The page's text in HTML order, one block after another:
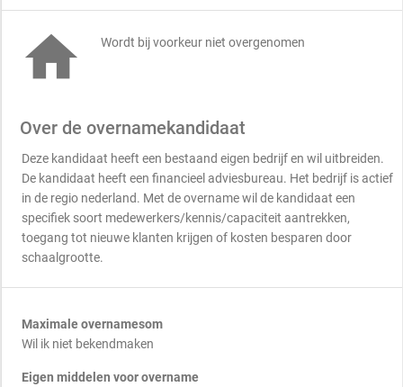
 Wordt bij voorkeur niet overgenomen
Over de overnamekandidaat
Deze kandidaat heeft een bestaand eigen bedrijf en wil uitbreiden.
De kandidaat heeft een financieel adviesbureau. Het bedrijf is actief
in de regio nederland. Met de overname wil de kandidaat een
specifiek soort medewerkers/kennis/capaciteit aantrekken,
toegang tot nieuwe klanten krijgen of kosten besparen door
schaalgrootte.
Maximale overnamesom
Wil ik niet bekendmaken
Eigen middelen voor overname